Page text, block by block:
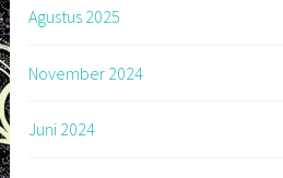
Agustus 2025
November 2024
Juni 2024